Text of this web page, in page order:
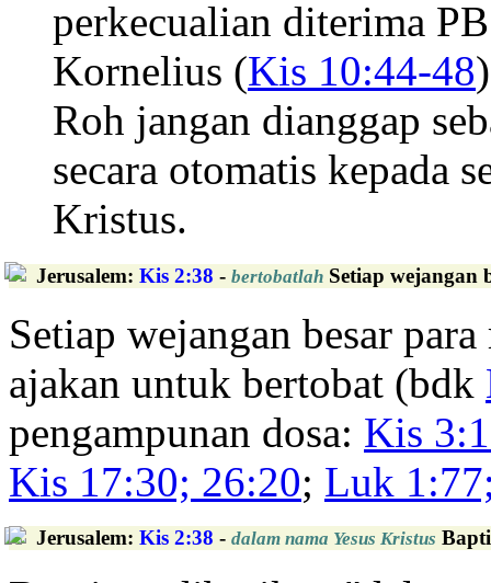
perkecualian diterima
Kornelius (Kis 10:44-48
Roh jangan dianggap
secara otomatis kepada
Kristus.
Jerusalem: Kis 2:38 - bertobatlah Setiap wejangan
Setiap wejangan besar
ajakan untuk bertobat (bdk
pengampunan dosa: Kis
Kis 17:30; 26:20; Luk
Jerusalem: Kis 2:38 - dalam nama Yesus Kristus